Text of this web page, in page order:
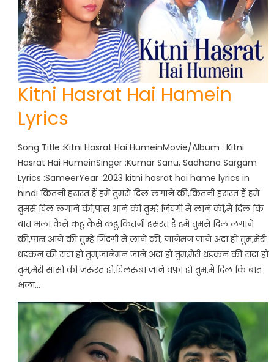
Kitni Hasrat Hai Hamein
Lyrics
Song Title :Kitni Hasrat Hai HumeinMovie/Album : Kitni
Hasrat Hai HumeinSinger :Kumar Sanu, Sadhana Sargam
Lyrics :SameerYear :2023 kitni hasrat hai hame lyrics in
hindi कितनी हसरत हैं हमें तुमसे दिल लगाने की,कितनी हसरत हैं हमें
तुमसे दिल लगाने की,पास आने की तुम्हे जिंदगी मैं लाने की,मैं दिल कि
बात भला कैसे कहू कैसे कहू,कितनी हसरत हैं हमें तुमसे दिल लगाने
की,पास आने की तुम्हे जिंदगी मैं लाने की, जानेमन जाने अदा हो तुम,मेरी
धड़कन की सदा हो तुम,जानेमन जाने अदा हो तुम,मेरी धड़कन की सदा हो
तुम,मेरी सांसो की जरुरत हो,दिलरुबा जाने वफ़ा हो तुम,मैं दिल कि बात
भला…